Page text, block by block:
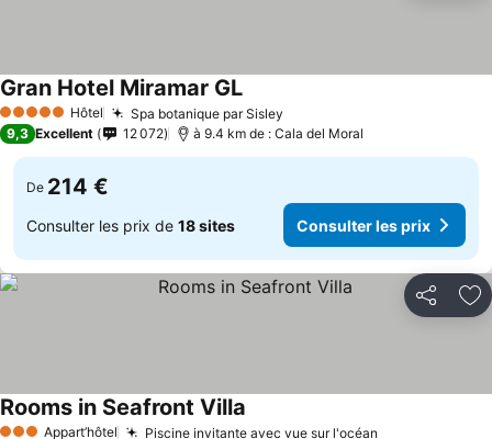
5 Étoiles Hôtel Spa botanique par Sisley
Gran Hotel Miramar GLConsulter les prix
9,3 Excellent 12 072 à 9.4 km de : Cala del Moral
De 214 €
Consulter les prix de 18 sites Consulter les prix
Partager
Appart’hôtel Piscine invitante avec vue sur l'océan
Rooms in Seafront Villa